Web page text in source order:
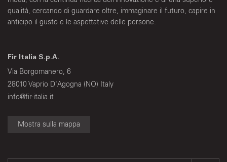
qualità, cercando di guardare oltre, immaginare il futuro, capire in
anticipo il gusto e le aspettative delle persone.
Fir Italia S.p.A.
Via Borgomanero, 6
28010 Vaprio D'Agogna (NO) Italy
info@fir-italia.it
Mostra sulla mappa